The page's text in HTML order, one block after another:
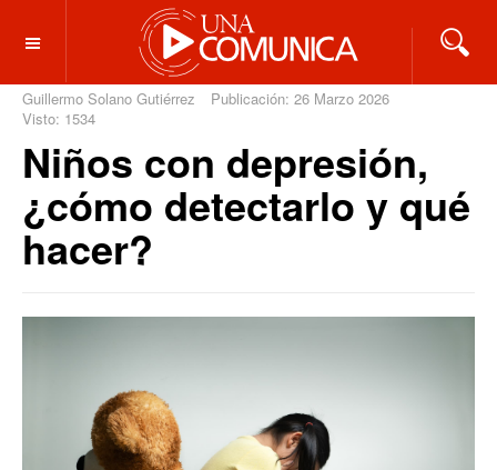
OFF CANVAS
Guillermo Solano Gutiérrez
Publicación: 26 Marzo 2026
Visto: 1534
Niños con depresión,
¿cómo detectarlo y qué
hacer?